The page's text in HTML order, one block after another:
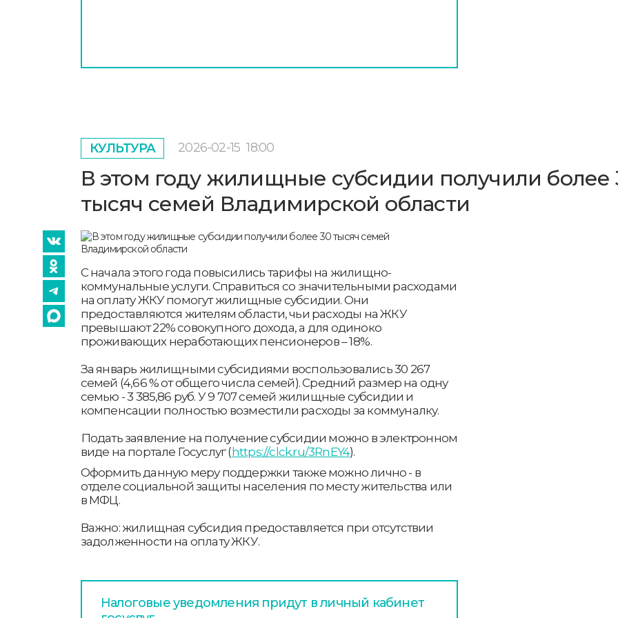
КУЛЬТУРА 2026-02-15 18:00
В этом году жилищные субсидии получили более
тысяч семей Владимирской области
С начала этого года повысились тарифы на жилищно-
коммунальные услуги. Справиться со значительными расходами
на оплату ЖКУ помогут жилищные субсидии. Они
предоставляются жителям области, чьи расходы на ЖКУ
превышают 22% совокупного дохода, а для одиноко
проживающих неработающих пенсионеров – 18%.
За январь жилищными субсидиями воспользовались 30 267
семей (4,66 % от общего числа семей). Средний размер на одну
семью - 3 385,86 руб. У 9 707 семей жилищные субсидии и
компенсации полностью возместили расходы за коммуналку.
Подать заявление на получение субсидии можно в электронном
виде на портале Госуслуг (https://clck.ru/3RnEY4).
Оформить данную меру поддержки также можно лично - в
отделе социальной защиты населения по месту жительства или
в МФЦ.
Важно: жилищная субсидия предоставляется при отсутствии
задолженности на оплату ЖКУ.
Налоговые уведомления придут в личный кабинет